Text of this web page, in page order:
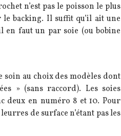
n’est pas le poisson le plus
backing. Il suffit qu’il ait une
en faut un par soie (ou bobine
soin au choix des modèles dont
» (sans raccord). Les soies
deux en numéro 8 et 10. Pour
de surface n’étant pas les